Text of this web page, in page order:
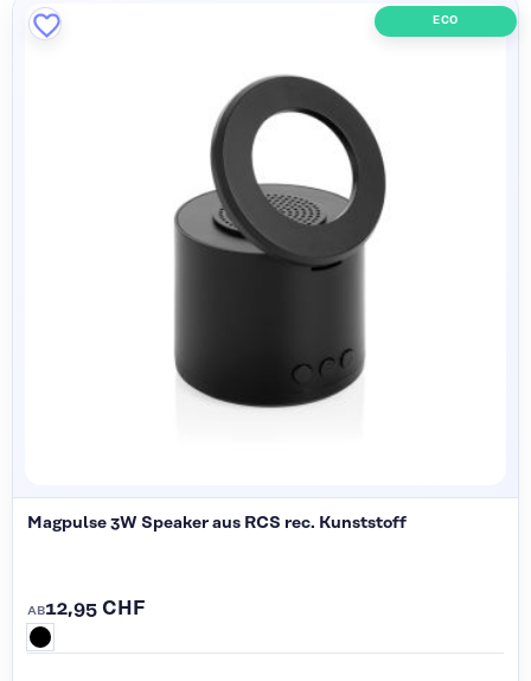
ECO
Magpulse 3W Speaker aus RCS rec. Kunststoff
AB12,95 CHF